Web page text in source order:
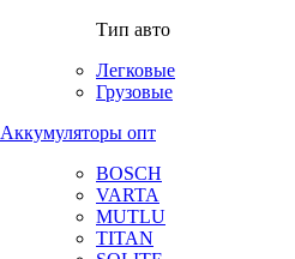
Тип авто
Легковые
Грузовые
Аккумуляторы опт
BOSCH
VARTA
MUTLU
TITAN